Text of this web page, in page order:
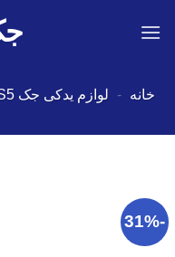
خانه - لوازم یدکی جک S5
-31%